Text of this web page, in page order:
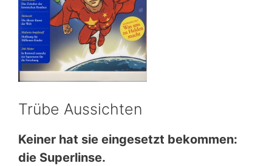
Trübe Aussichten
Keiner hat sie eingesetzt bekommen:
die Superlinse.